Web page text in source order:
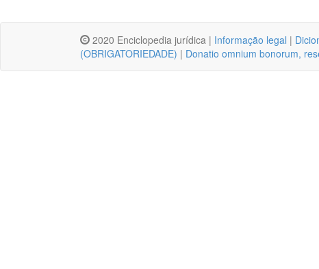
2020 Enciclopedia jurídica | Informação legal |
(OBRIGATORIEDADE) | Donatio omnium bonorum,